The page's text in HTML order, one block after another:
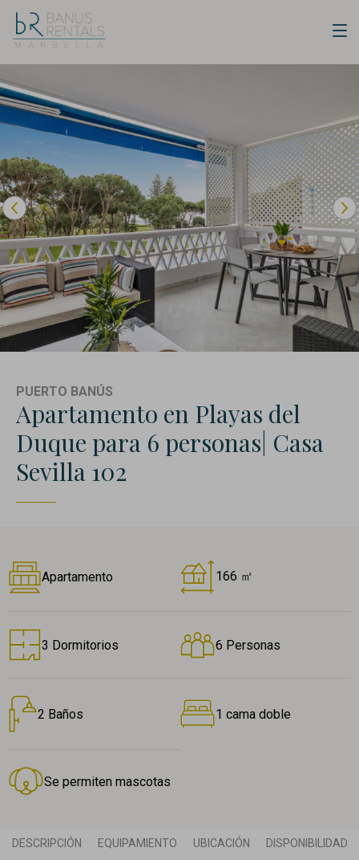
PUERTO BANÚS
Apartamento en Playas del
Duque para 6 personas| Casa
Sevilla 102
Apartamento 166 ㎡
3 Dormitorios 6 Personas
2 Baños 1 cama doble
Se permiten mascotas
DESCRIPCIÓN EQUIPAMIENTO UBICACIÓN DISPONIBILIDAD